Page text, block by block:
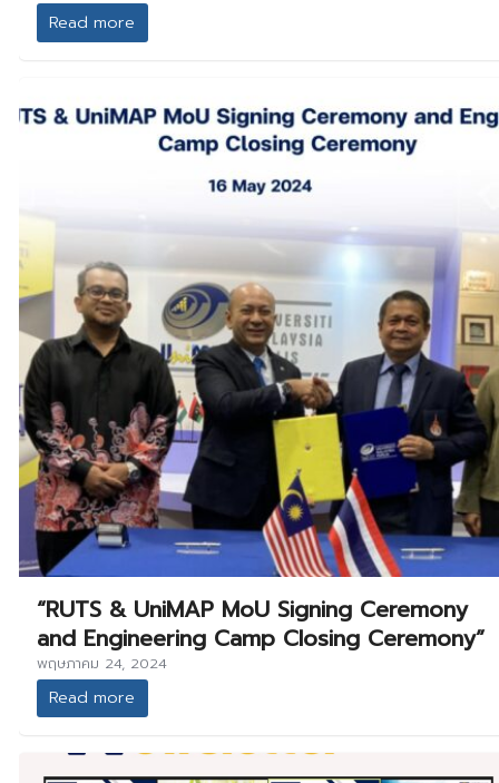
Read more
“RUTS & UniMAP MoU Signing Ceremony
and Engineering Camp Closing Ceremony”
พฤษภาคม 24, 2024
Read more